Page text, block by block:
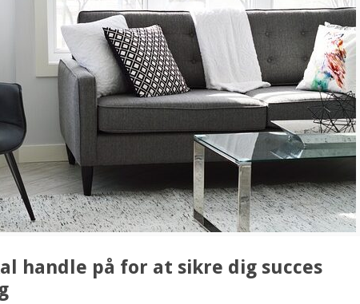
handle på for at sikre dig succes